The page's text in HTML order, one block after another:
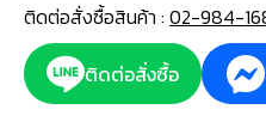
ติดต่อสั่งซื้อสินค้า : 02-984-
ติดต่อสั่งซื้อ